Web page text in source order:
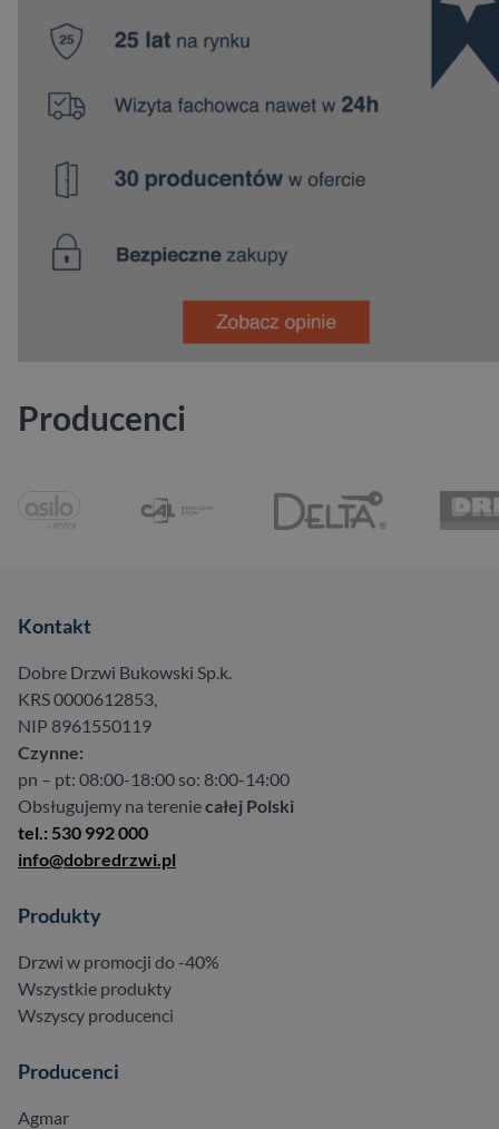
Producenci
Kontakt
Dobre Drzwi Bukowski Sp.k.
KRS 0000612853,
NIP 8961550119
Czynne:
pn – pt: 08:00-18:00 so: 8:00-14:00
Obsługujemy na tereniecałej Polski
tel.: 530 992 000
info@dobredrzwi.pl
Produkty
Drzwi w promocji do -40%
Wszystkie produkty
Wszyscy producenci
Producenci
Agmar